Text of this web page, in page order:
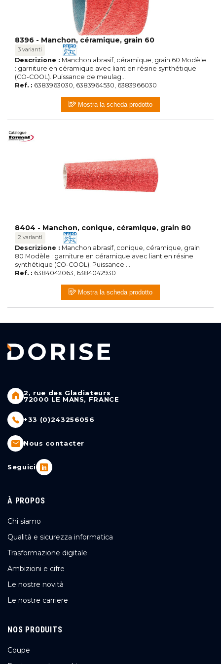
8396 - Manchon, céramique, grain 60
3 varianti
Descrizione : Manchon abrasif, céramique, grain 60 Modèle
: garniture en céramique avec liant en résine synthétique
(CO-COOL). Puissance de meulag...
Ref. : 6383963030, 6383964530, 6383966030
Mostra la scheda prodotto
8404 - Manchon, conique, céramique, grain 80
2 varianti
Descrizione : Manchon abrasif, conique, céramique, grain
80 Modèle : garniture en céramique avec liant en résine
synthétique (CO-COOL). Puissance ...
Ref. : 6384042063, 6384042930
Mostra la scheda prodotto
2, rue des Gladiateurs
72000 LE MANS, FRANCE
+33 (0)243256056
Nous contacter
Seguici
À PROPOS
Chi siamo
Qualità e sicurezza informatica
Trasformazione digitale
Ambizioni e cifre
Le nostre novità
Le nostre carriere
NOS PRODUITS
Coupe